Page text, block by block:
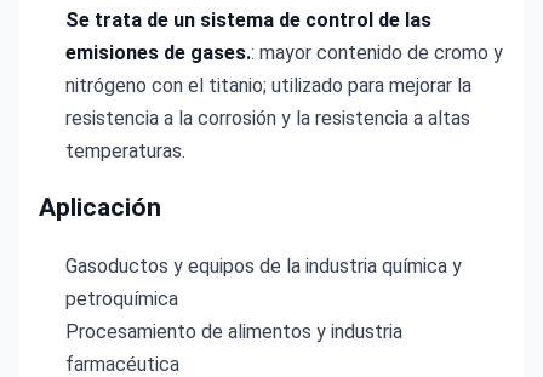
Se trata de un sistema de control de las
emisiones de gases.: mayor contenido de cromo y
nitrógeno con el titanio; utilizado para mejorar la
resistencia a la corrosión y la resistencia a altas
temperaturas.
Aplicación
Gasoductos y equipos de la industria química y
petroquímica
Procesamiento de alimentos y industria
farmacéutica